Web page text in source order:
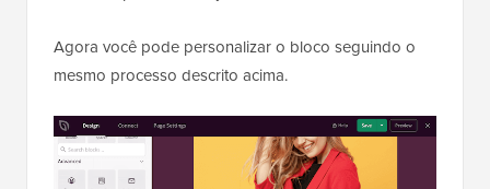
Agora você pode personalizar o bloco seguindo o
mesmo processo descrito acima.